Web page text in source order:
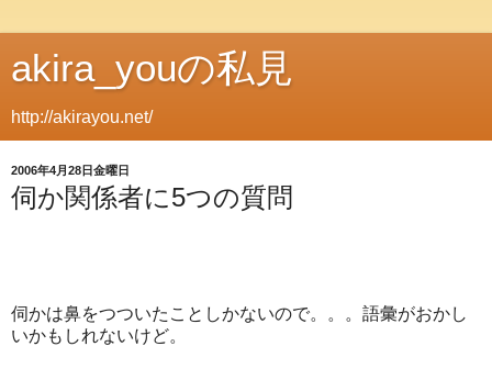
akira_youの私見
http://akirayou.net/
2006年4月28日金曜日
伺か関係者に5つの質問
伺かは鼻をつついたことしかないので。。。語彙がおかし
いかもしれないけど。